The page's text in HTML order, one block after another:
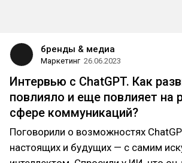
бренды & медиа
Маркетинг 26.06.2023
Интервью с ChatGPT. Как
повлияло и еще повлияет на
сфере коммуникаций?
Поговорили о возможностях
настоящих и будущих — с самим